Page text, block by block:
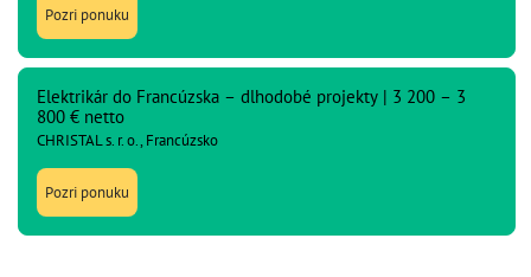
Pozri ponuku
Elektrikár do Francúzska – dlhodobé projekty | 3 200 – 3
800 € netto
CHRISTAL s. r. o., Francúzsko
Pozri ponuku